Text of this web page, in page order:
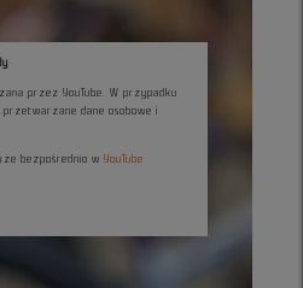
przez YouTube. W przypadku
dane osobowe i
bezpośrednio w YouTube